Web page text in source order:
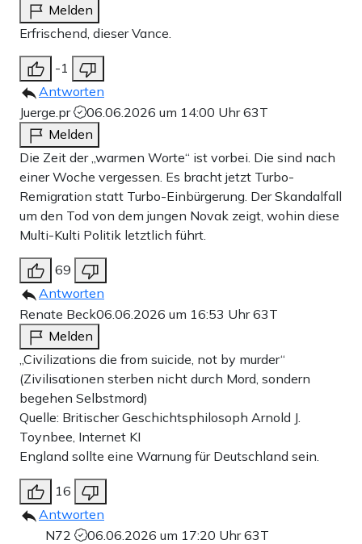
Melden
Erfrischend, dieser Vance.
-1
Antworten
Juerge.pr
06.06.2026 um 14:00 Uhr63T
Melden
Die Zeit der „warmen Worte“ ist vorbei. Die sind nach
einer Woche vergessen. Es bracht jetzt Turbo-
Remigration statt Turbo-Einbürgerung. Der Skandalfall
um den Tod von dem jungen Novak zeigt, wohin diese
Multi-Kulti Politik letztlich führt.
69
Antworten
Renate Beck06.06.2026 um 16:53 Uhr63T
Melden
„Civilizations die from suicide, not by murder“
(Zivilisationen sterben nicht durch Mord, sondern
begehen Selbstmord)
Quelle: Britischer Geschichtsphilosoph Arnold J.
Toynbee, Internet KI
England sollte eine Warnung für Deutschland sein.
16
Antworten
N72
06.06.2026 um 17:20 Uhr63T